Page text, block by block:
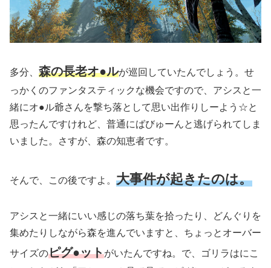
多分、 森の長老オ●ルが巡回していたんでしょう。せ
っかくのファンタスティックな機会ですので、アシスと一
緒にオ●ル爺さんを撃ち落として思い出作りしーよう☆と
思ったんですけれど、普通にばびゅーんと逃げられてしま
いました。さすが、森の知恵者です。
そんで、この後ですよ。 大事件が起きたのは。
アシスと一緒にいい感じの落ち葉を拾ったり、どんぐりを
集めたりしながら森を進んでいますと、ちょっとオーバー
サイズのピグ●ットがいたんですね。で、ゴリラはにこ